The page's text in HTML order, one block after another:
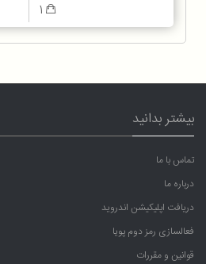
بیشتر بدانید
تماس با ما
درباره ما
دریافت اپلیکیشن اندروید
فعالسازی رمز دوم پویا
قوانین و مقررات